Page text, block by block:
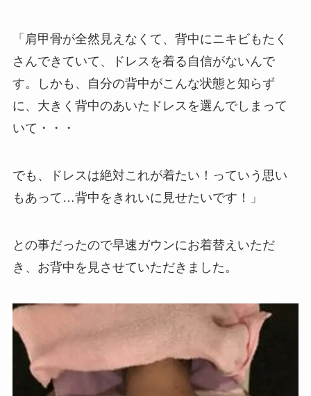
「肩甲骨が全然見えなくて、背中にニキビもたく
さんできていて、ドレスを着る自信がないんで
す。しかも、自分の背中がこんな状態と知らず
に、大きく背中のあいたドレスを選んでしまって
いて・・・
でも、ドレスは絶対これが着たい！っていう思い
もあって…背中をきれいに見せたいです！」
との事だったので早速ガウンにお着替えいただ
き、お背中を見させていただきました。